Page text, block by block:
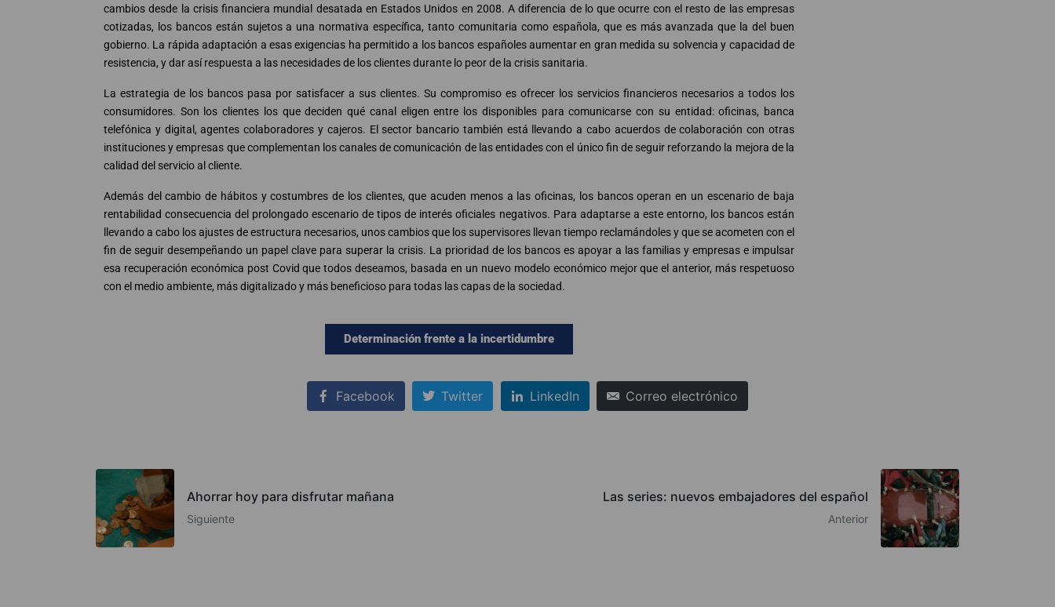
cambios desde la crisis financiera mundial desatada en Estados Unidos en 2008. A diferencia de lo que ocurre con el resto de las empresas
cotizadas, los bancos están sujetos a una normativa específica, tanto comunitaria como española, que es más avanzada que la del buen
gobierno. La rápida adaptación a esas exigencias ha permitido a los bancos españoles aumentar en gran medida su solvencia y capacidad de
resistencia, y dar así respuesta a las necesidades de los clientes durante lo peor de la crisis sanitaria.
La estrategia de los bancos pasa por satisfacer a sus clientes. Su compromiso es ofrecer los servicios financieros necesarios a todos los
consumidores. Son los clientes los que deciden qué canal eligen entre los disponibles para comunicarse con su entidad: oficinas, banca
telefónica y digital, agentes colaboradores y cajeros. El sector bancario también está llevando a cabo acuerdos de colaboración con otras
instituciones y empresas que complementan los canales de comunicación de las entidades con el único fin de seguir reforzando la mejora de la
calidad del servicio al cliente.
Además del cambio de hábitos y costumbres de los clientes, que acuden menos a las oficinas, los bancos operan en un escenario de baja
rentabilidad consecuencia del prolongado escenario de tipos de interés oficiales negativos. Para adaptarse a este entorno, los bancos están
llevando a cabo los ajustes de estructura necesarios, unos cambios que los supervisores llevan tiempo reclamándoles y que se acometen con el
fin de seguir desempeñando un papel clave para superar la crisis. La prioridad de los bancos es apoyar a las familias y empresas e impulsar
esa recuperación económica post Covid que todos deseamos, basada en un nuevo modelo económico mejor que el anterior, más respetuoso
con el medio ambiente, más digitalizado y más beneficioso para todas las capas de la sociedad.
Determinación frente a la incertidumbre
Facebook Twitter LinkedIn Correo electrónico
Ahorrar hoy para disfrutar mañana
Siguiente
Las series: nuevos embajadores del español
Anterior